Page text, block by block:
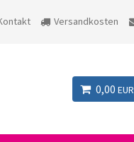
Versandkosten
0,00 EUR